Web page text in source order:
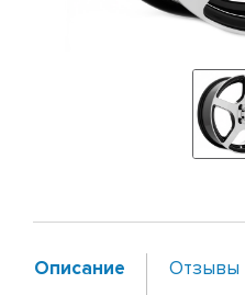
Описание Отзывы